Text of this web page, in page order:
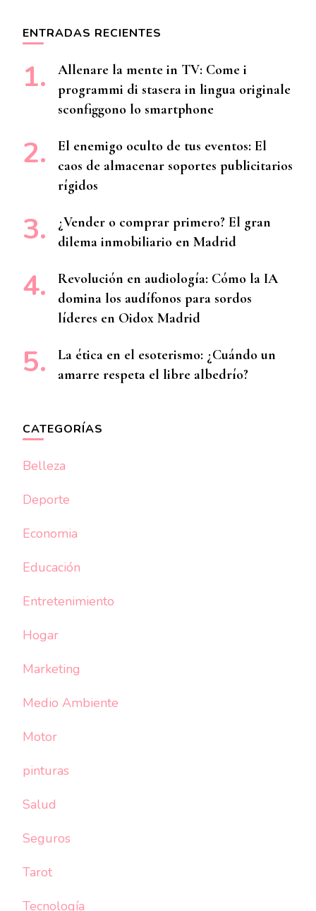
ENTRADAS RECIENTES
Allenare la mente in TV: Come i
programmi di stasera in lingua originale
sconfiggono lo smartphone
El enemigo oculto de tus eventos: El
caos de almacenar soportes publicitarios
rígidos
¿Vender o comprar primero? El gran
dilema inmobiliario en Madrid
Revolución en audiología: Cómo la IA
domina los audífonos para sordos
líderes en Oidox Madrid
La ética en el esoterismo: ¿Cuándo un
amarre respeta el libre albedrío?
CATEGORÍAS
Belleza
Deporte
Economia
Educación
Entretenimiento
Hogar
Marketing
Medio Ambiente
Motor
pinturas
Salud
Seguros
Tarot
Tecnología